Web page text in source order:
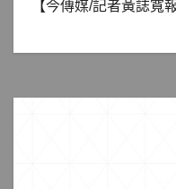
【今傳媒/記者黃誌寬